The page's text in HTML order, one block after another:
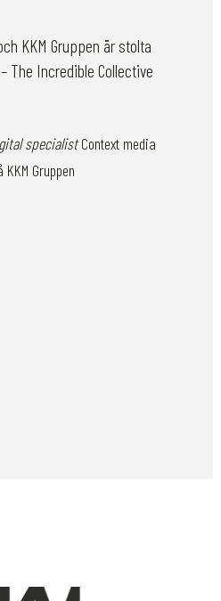
KKM Gruppen är stolta
The Incredible Collective
specialistContext media
KKM Gruppen